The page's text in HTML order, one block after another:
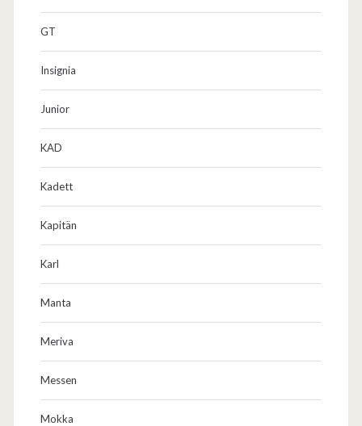
GT
Insignia
Junior
KAD
Kadett
Kapitän
Karl
Manta
Meriva
Messen
Mokka